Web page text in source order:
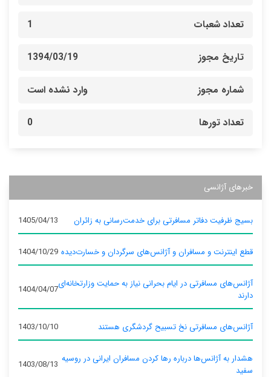
تعداد شعبات 1
تاریخ مجوز 1394/03/19
شماره مجوز وارد نشده است
تعداد تورها 0
خبرهای آژانسی
بسیج ظرفیت دفاتر مسافرتی برای خدمت‌رسانی به زائران 1405/04/13
قطع اینترنت و مسافران و آژانس‌های سرگردان و خسارت‌دیده 1404/10/29
آژانس‌های مسافرتی در ایام بحرانی نیاز به حمایت وزارتخانه‌ای
دارند
1404/04/07
آژانس‌های مسافرتی نخ تسبیح گردشگری هستند 1403/10/10
هشدار به آژانس‌ها درباره رها کردن مسافران ایرانی در روسیه
سفید
1403/08/13